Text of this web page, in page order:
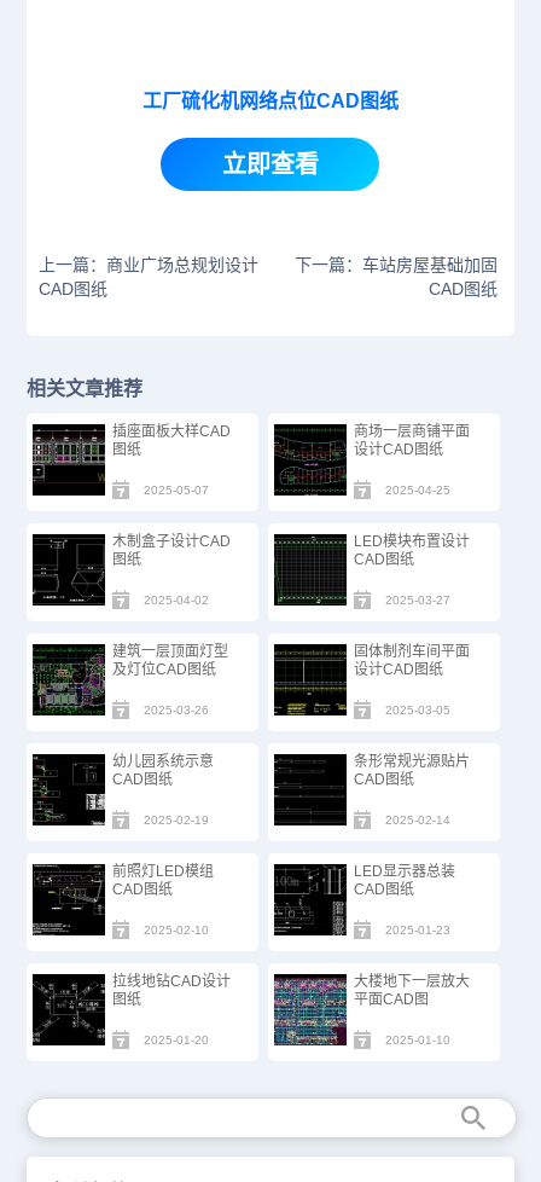
工厂硫化机网络点位CAD图纸
立即查看
上一篇：商业广场总规划设计
CAD图纸
下一篇：车站房屋基础加固
CAD图纸
相关文章推荐
插座面板大样CAD
图纸
2025-05-07
商场一层商铺平面
设计CAD图纸
2025-04-25
木制盒子设计CAD
图纸
2025-04-02
LED模块布置设计
CAD图纸
2025-03-27
建筑一层顶面灯型
及灯位CAD图纸
2025-03-26
固体制剂车间平面
设计CAD图纸
2025-03-05
幼儿园系统示意
CAD图纸
2025-02-19
条形常规光源贴片
CAD图纸
2025-02-14
前照灯LED模组
CAD图纸
2025-02-10
LED显示器总装
CAD图纸
2025-01-23
拉线地钻CAD设计
图纸
2025-01-20
大楼地下一层放大
平面CAD图
2025-01-10